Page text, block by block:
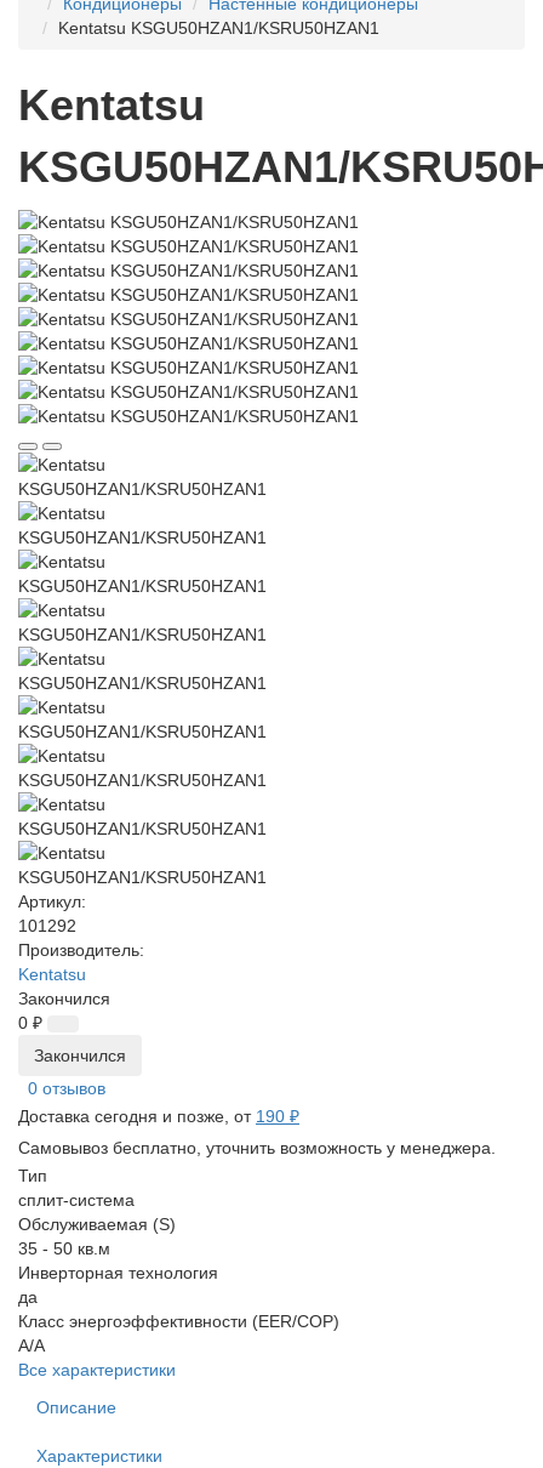
Kentatsu KSGU50HZAN1/KSRU50HZAN1
Kentatsu
KSGU50HZAN1/
Артикул:
101292
Производитель:
Kentatsu
Закончился
0 ₽
Закончился
0 отзывов
Доставка сегодня и позже, от 190 ₽
Самовывоз бесплатно, уточнить возможность у менеджера.
Тип
сплит-система
Обслуживаемая (S)
35 - 50 кв.м
Инверторная технология
да
Класс энергоэффективности (EER/COP)
A/A
Все характеристики
Описание
Характеристики